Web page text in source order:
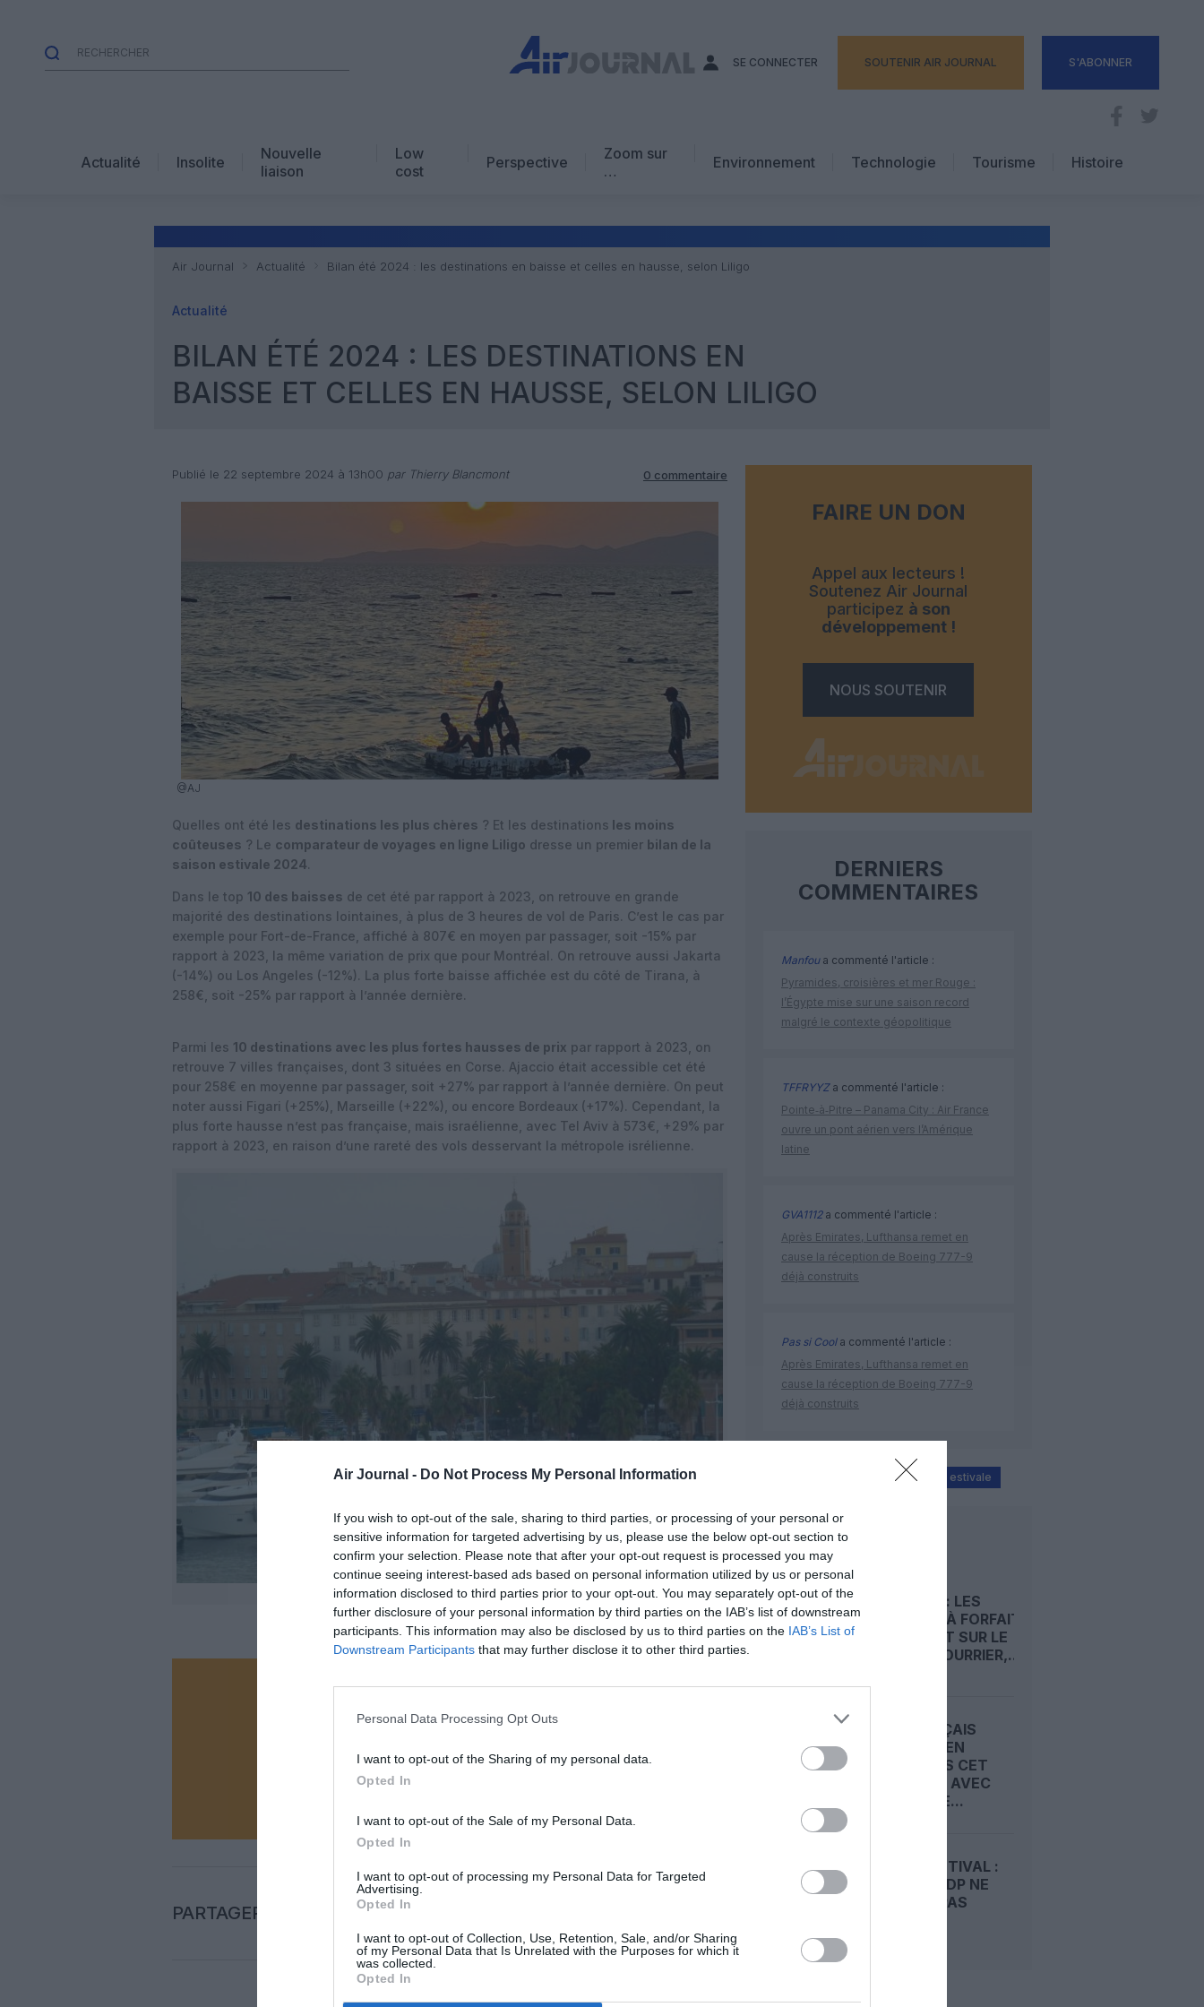
Air Journal - Do Not Process My Personal Information
If you wish to opt-out of the sale, sharing to third parties, or processing of your personal or
sensitive information for targeted advertising by us, please use the below opt-out section to
confirm your selection. Please note that after your opt-out request is processed you may
continue seeing interest-based ads based on personal information utilized by us or personal
information disclosed to third parties prior to your opt-out. You may separately opt-out of the
further disclosure of your personal information by third parties on the IAB’s list of downstream
participants. This information may also be disclosed by us to third parties on the IAB’s List of
Downstream Participants that may further disclose it to other third parties.
Personal Data Processing Opt Outs
I want to opt-out of the Sharing of my personal data.
Opted In
I want to opt-out of the Sale of my Personal Data.
Opted In
I want to opt-out of processing my Personal Data for Targeted
Advertising.
Opted In
I want to opt-out of Collection, Use, Retention, Sale, and/or Sharing
of my Personal Data that Is Unrelated with the Purposes for which it
was collected.
Opted In
SE CONNECTER SOUTENIR AIR JOURNAL S'ABONNER
Actualité Insolite
Nouvelle
liaison
Low
cost
Perspective
Zoom sur
…
Avis d’expert
Environnement Technologie
Tourisme
Hôtellerie
Histoire
Air Journal Actualité Bilan été 2024 : les destinations en baisse et celles en hausse, selon Liligo
Actualité
BILAN ÉTÉ 2024 : LES DESTINATIONS EN
BAISSE ET CELLES EN HAUSSE, SELON LILIGO
Publié le 22 septembre 2024 à 13h00 par Thierry Blancmont 0 commentaire
@AJ
Quelles ont été les destinations les plus chères ? Et les destinations les moins
coûteuses ? Le comparateur de voyages en ligne Liligo dresse un premier bilan de la
saison estivale 2024.
Dans le top 10 des baisses de cet été par rapport à 2023, on retrouve en grande
majorité des destinations lointaines, à plus de 3 heures de vol de Paris. C’est le cas par
exemple pour Fort-de-France, affiché à 807€ en moyen par passager, soit -15% par
rapport à 2023, la même variation de prix que pour Montréal. On retrouve aussi Jakarta
(-14%) ou Los Angeles (-12%). La plus forte baisse affichée est du côté de Tirana, à
258€, soit -25% par rapport à l’année dernière.
Parmi les 10 destinations avec les plus fortes hausses de prix par rapport à 2023, on
retrouve 7 villes françaises, dont 3 situées en Corse. Ajaccio était accessible cet été
pour 258€ en moyenne par passager, soit +27% par rapport à l’année dernière. On peut
noter aussi Figari (+25%), Marseille (+22%), ou encore Bordeaux (+17%). Cependant, la
plus forte hausse n’est pas française, mais israélienne, avec Tel Aviv à 573€, +29% par
rapport à 2023, en raison d’une rareté des vols desservant la métropole isrélienne.
Ajaccio, Corse @AJ
Soutenez-nous, faites un don !
NOUS SOUTENIR
PARTAGER L'ARTICLE
FacebookTwitterPinterestLinkedInEmail Print
FAIRE UN DON
Appel aux lecteurs !
Soutenez Air Journal
participez à son
développement !
NOUS SOUTENIR
DERNIERS
COMMENTAIRES
Manfoua commenté l'article :
Pyramides, croisières et mer Rouge :
l’Égypte mise sur une saison record
malgré le contexte géopolitique
TFFRYYZa commenté l'article :
Pointe‑à‑Pitre – Panama City : Air France
ouvre un pont aérien vers l’Amérique
latine
GVA1112a commenté l'article :
Après Emirates, Lufthansa remet en
cause la réception de Boeing 777-9
déjà construits
Pas si Coola commenté l'article :
Après Emirates, Lufthansa remet en
cause la réception de Boeing 777-9
déjà construits
saison estivale
LIRE AUSSI
ÉTÉ 2026 : LES
VOYAGES À FORFAIT
RÉSISTENT SUR LE
MOYEN‑COURRIER,...
LES FRANÇAIS
PARTENT EN
VACANCES CET
ÉTÉ, MAIS AVEC
PRUDENCE...
TRAFIC ESTIVAL :
GROUPE ADP NE
PRÉVOIT PAS